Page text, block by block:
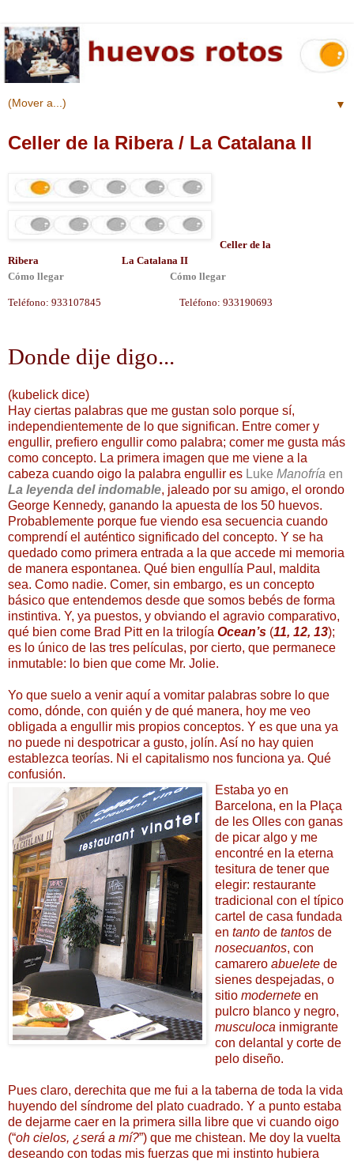
▼
Celler de la Ribera / La Catalana II
Celler de la
Ribera
La Catalana II
Cómo llegar.. Cómo llegar
Teléfono: 933107845 Teléfono: 933190693
Donde dije digo...
(kubelick dice)
Hay ciertas palabras que me gustan solo porque sí,
independientemente de lo que significan. Entre comer y
engullir, prefiero engullir como palabra; comer me gusta más
como concepto. La primera imagen que me viene a la
cabeza cuando oigo la palabra engullir es Luke Manofría en
La leyenda del indomable, jaleado por su amigo, el orondo
George Kennedy, ganando la apuesta de los 50 huevos.
Probablemente porque fue viendo esa secuencia cuando
comprendí el auténtico significado del concepto. Y se ha
quedado como primera entrada a la que accede mi memoria
de manera espontanea. Qué bien engullía Paul, maldita
sea. Como nadie. Comer, sin embargo, es un concepto
básico que entendemos desde que somos bebés de forma
instintiva. Y, ya puestos, y obviando el agravio comparativo,
qué bien come Brad Pitt en la trilogía Ocean’s (11, 12, 13);
es lo único de las tres películas, por cierto, que permanece
inmutable: lo bien que come Mr. Jolie.
Yo que suelo a venir aquí a vomitar palabras sobre lo que
como, dónde, con quién y de qué manera, hoy me veo
obligada a engullir mis propios conceptos. Y es que una ya
no puede ni despotricar a gusto, jolín. Así no hay quien
establezca teorías. Ni el capitalismo nos funciona ya. Qué
confusión.
Estaba yo en
Barcelona, en la Plaça
de les Olles con ganas
de picar algo y me
encontré en la eterna
tesitura de tener que
elegir: restaurante
tradicional con el típico
cartel de casa fundada
en tanto de tantos de
nosecuantos, con
camarero abuelete de
sienes despejadas, o
sitio modernete en
pulcro blanco y negro,
musculoca inmigrante
con delantal y corte de
pelo diseño.
Pues claro, derechita que me fui a la taberna de toda la vida
huyendo del síndrome del plato cuadrado. Y a punto estaba
de dejarme caer en la primera silla libre que vi cuando oigo
(“oh cielos, ¿será a mí?”) que me chistean. Me doy la vuelta
deseando con todas mis fuerzas que mi instinto hubiera